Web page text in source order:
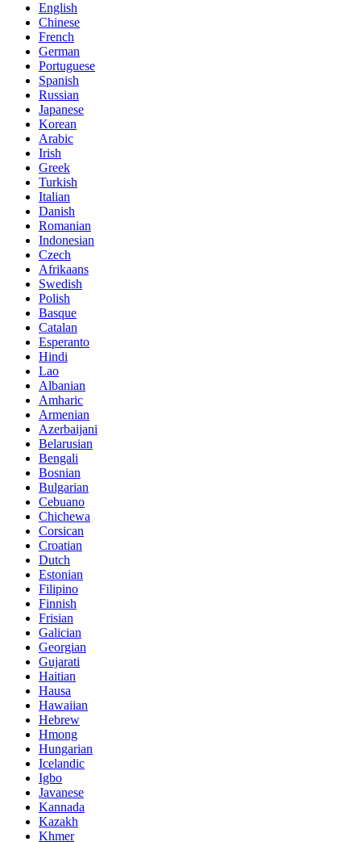
English
Chinese
French
German
Portuguese
Spanish
Russian
Japanese
Korean
Arabic
Irish
Greek
Turkish
Italian
Danish
Romanian
Indonesian
Czech
Afrikaans
Swedish
Polish
Basque
Catalan
Esperanto
Hindi
Lao
Albanian
Amharic
Armenian
Azerbaijani
Belarusian
Bengali
Bosnian
Bulgarian
Cebuano
Chichewa
Corsican
Croatian
Dutch
Estonian
Filipino
Finnish
Frisian
Galician
Georgian
Gujarati
Haitian
Hausa
Hawaiian
Hebrew
Hmong
Hungarian
Icelandic
Igbo
Javanese
Kannada
Kazakh
Khmer